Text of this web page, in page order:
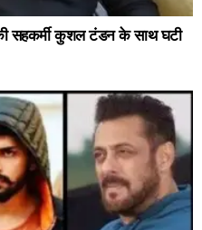
सहकर्मी कुशल टंडन के साथ घटी